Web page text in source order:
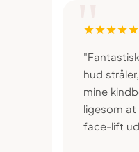
★★★★★
hud
mine
ligesom
face-lift